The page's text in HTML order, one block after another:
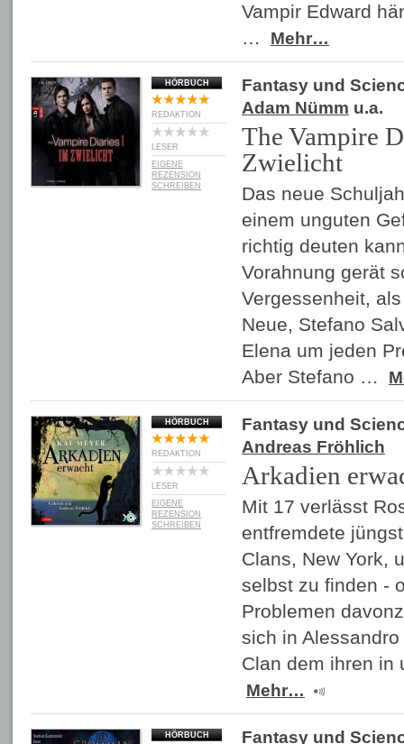
Vampir Edward
…
Mehr…
HÖRBUCH
REDAKTION
LESER
EIGENE
REZENSION
SCHREIBEN
Fantasy und
Adam Nümm u.a.
The Vampire
Zwielicht
Das neue
einem unguten
richtig deuten
Vorahnung gerät
Vergessenheit,
Neue, Stefano
Elena um jeden
Aber Stefano …
HÖRBUCH
REDAKTION
LESER
EIGENE
REZENSION
SCHREIBEN
Fantasy und
Andreas Fröhlich
Arkadien
Mit 17 verlässt
entfremdete
Clans, New York,
selbst zu finden -
Problemen
sich in
Clan dem ihren
Mehr…
HÖRBUCH Fantasy und